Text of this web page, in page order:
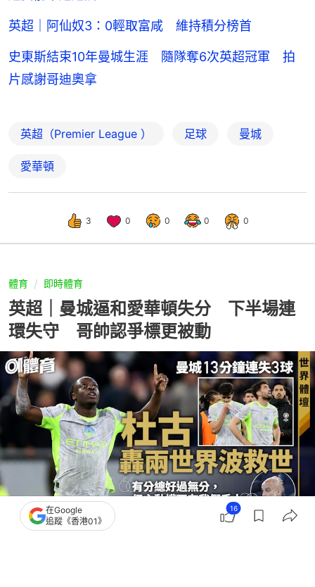
英超｜阿仙奴3：0輕取富咸 維持積分榜首
史東斯結束10年曼城生涯 隨隊奪6次英超冠軍 拍
片感謝哥迪奧拿
英超（Premier League ） 足球 曼城
愛華頓
3 0 0 0 0
體育 即時體育
英超｜曼城逼和愛華頓失分 下半場連
環失守 哥帥認爭標更被動
撰文：趙子晉
在Google
追蹤《香港01》
16